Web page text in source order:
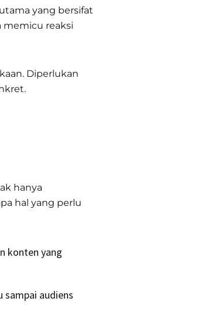
yang bersifat
memicu reaksi
Diperlukan
hanya
hal yang perlu
konten yang
sampai audiens